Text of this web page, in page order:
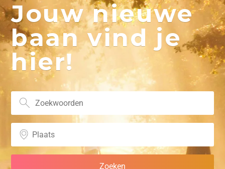
Jouw nieuwe
baan vind je
hier!